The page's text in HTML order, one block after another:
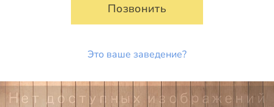
Позвонить
Это ваше заведение?